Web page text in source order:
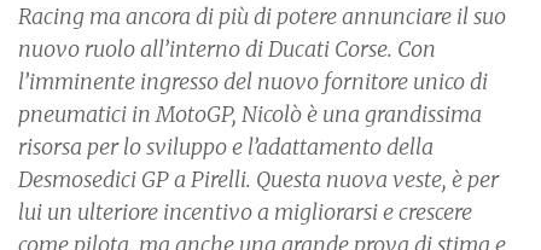
Racing ma ancora di più di potere annunciare il suo
nuovo ruolo all’interno di Ducati Corse. Con
l’imminente ingresso del nuovo fornitore unico di
pneumatici in MotoGP, Nicolò è una grandissima
risorsa per lo sviluppo e l’adattamento della
Desmosedici GP a Pirelli. Questa nuova veste, è per
lui un ulteriore incentivo a migliorarsi e crescere